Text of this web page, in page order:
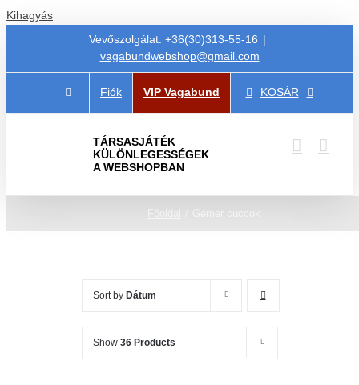
Kihagyás
Vevőszolgálat: +36(30)313-55-16 |
vagabundwebshop@gmail.com
Fiók VIP Vagabund KOSÁR
TÁRSASJÁTÉK
KÜLÖNLEGESSÉGEK
A WEBSHOPBAN
Főoldal Gémer cuccok
Sort by Dátum
Show 36 Products